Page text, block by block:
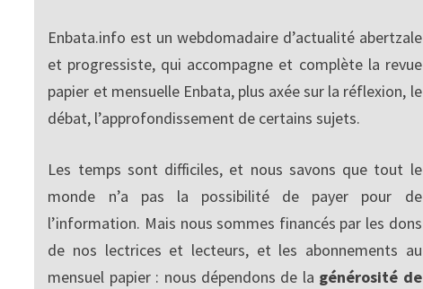
Enbata.info est un webdomadaire d’actualité abertzale
et progressiste, qui accompagne et complète la revue
papier et mensuelle Enbata, plus axée sur la réflexion, le
débat, l’approfondissement de certains sujets.
Les temps sont difficiles, et nous savons que tout le
monde n’a pas la possibilité de payer pour de
l’information. Mais nous sommes financés par les dons
de nos lectrices et lecteurs, et les abonnements au
mensuel papier : nous dépendons de la générosité de